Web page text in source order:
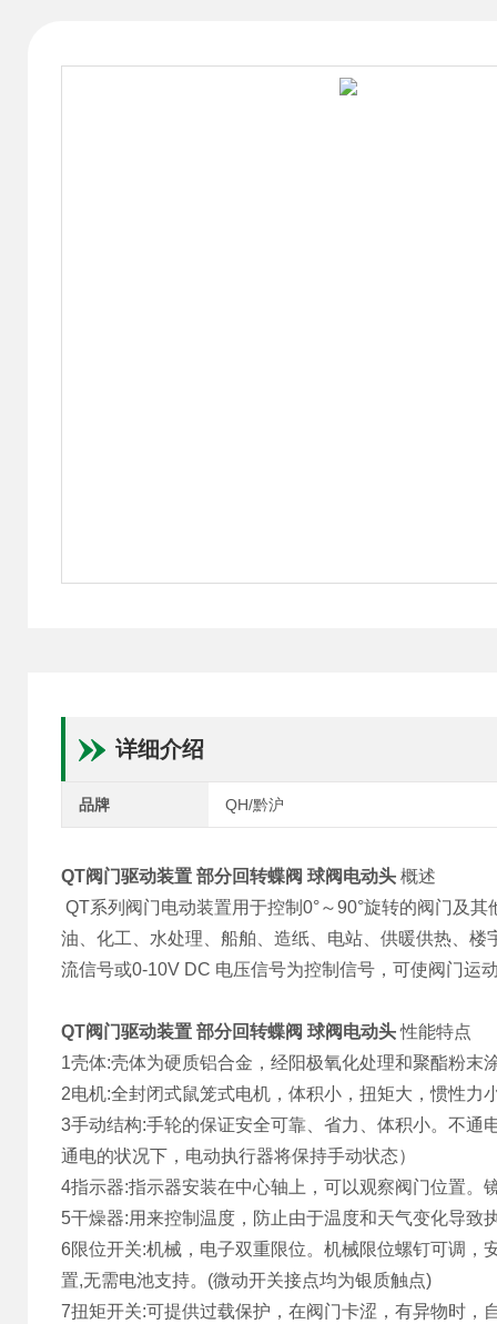
详细介绍
品牌 QH/黔沪
QT阀门驱动装置 部分回转蝶阀 球阀电动头 概述
QT系列阀门电动装置用于控制0°～90°旋转的阀门及
油、化工、水处理、船舶、造纸、电站、供暖供热、
流信号或0-10V DC 电压信号为控制信号，可使阀门运
QT阀门驱动装置 部分回转蝶阀 球阀电动头性能特点
1壳体:壳体为硬质铝合金，经阳极氧化处理和聚酯粉
2电机:全封闭式鼠笼式电机，体积小，扭矩大，惯性
3手动结构:手轮的保证安全可靠、省力、体积小。不
通电的状况下，电动执行器将保持手动状态）
4指示器:指示器安装在中心轴上，可以观察阀门位置。
5干燥器:用来控制温度，防止由于温度和天气变化导致
6限位开关:机械，电子双重限位。机械限位螺钉可调
置,无需电池支持。(微动开关接点均为银质触点)
7扭矩开关:可提供过载保护，在阀门卡涩，有异物时